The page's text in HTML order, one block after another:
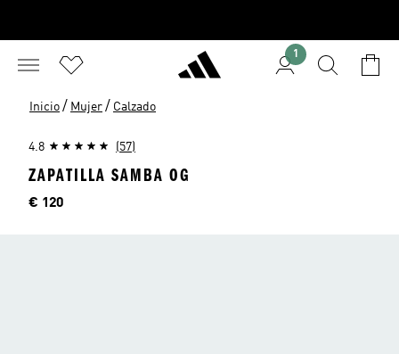
1
Inicio / Mujer / Calzado
4.8 (57)
ZAPATILLA SAMBA OG
Precio
€ 120